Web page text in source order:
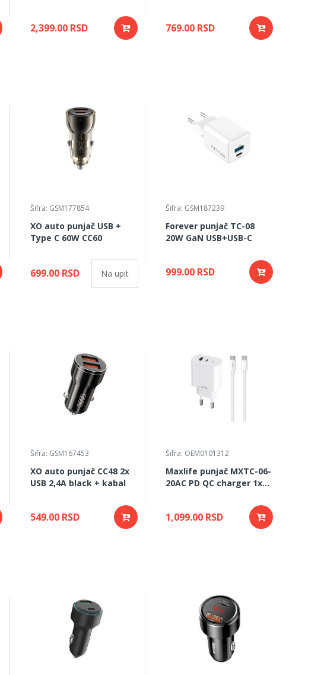
2,399.00 RSD 769.00 RSD
Šifra: GSM177854
XO auto punjač USB +
Type C 60W CC60
699.00 RSD Na upit
Šifra: GSM187239
Forever punjač TC-08
20W GaN USB+USB-C
999.00 RSD
Šifra: GSM167453
XO auto punjač CC48 2x
USB 2,4A black + kabal
549.00 RSD
Šifra: OEM0101312
Maxlife punjač MXTC-06-
20AC PD QC charger 1x
1,099.00 RSD